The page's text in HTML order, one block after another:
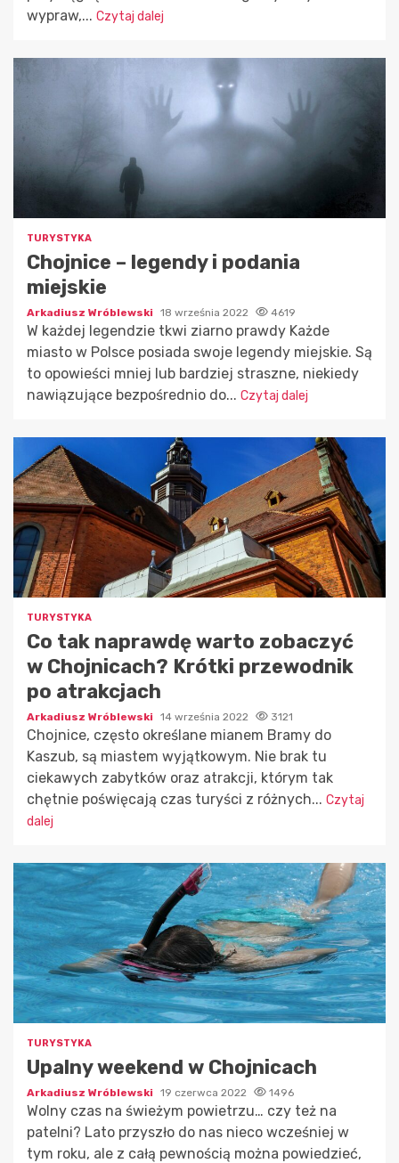
wypraw,... Czytaj dalej
TURYSTYKA
Chojnice – legendy i podania
miejskie
Arkadiusz Wróblewski 18 września 2022 4619
W każdej legendzie tkwi ziarno prawdy Każde
miasto w Polsce posiada swoje legendy miejskie. Są
to opowieści mniej lub bardziej straszne, niekiedy
nawiązujące bezpośrednio do... Czytaj dalej
TURYSTYKA
Co tak naprawdę warto zobaczyć
w Chojnicach? Krótki przewodnik
po atrakcjach
Arkadiusz Wróblewski 14 września 2022 3121
Chojnice, często określane mianem Bramy do
Kaszub, są miastem wyjątkowym. Nie brak tu
ciekawych zabytków oraz atrakcji, którym tak
chętnie poświęcają czas turyści z różnych... Czytaj
dalej
TURYSTYKA
Upalny weekend w Chojnicach
Arkadiusz Wróblewski 19 czerwca 2022 1496
Wolny czas na świeżym powietrzu… czy też na
patelni? Lato przyszło do nas nieco wcześniej w
tym roku, ale z całą pewnością można powiedzieć,